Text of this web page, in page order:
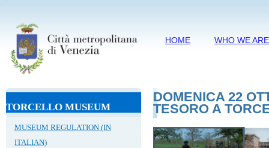
HOME WHO WE ARE
TORCELLO MUSEUM
MUSEUM REGULATION (IN
ITALIAN)
DOMENICA 22
TESORO A